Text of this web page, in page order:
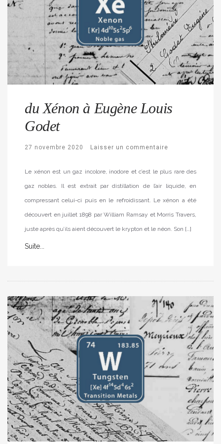
du Xénon à Eugène Louis
Godet
27 novembre 2020 Laisser un commentaire
Le xénon est un gaz incolore, inodore et c’est le plus rare des
gaz nobles. Il est extrait par distillation de l’air liquide, en
compressant celui-ci puis en le refroidissant. Le xénon a été
découvert en juillet 1898 par William Ramsay et Morris Travers,
juste après qu’ils aient découvert le krypton et le néon. Son […]
Suite...